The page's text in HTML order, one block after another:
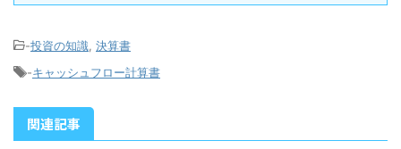
-投資の知識 決算書
-キャッシュフロー計算書
関連記事